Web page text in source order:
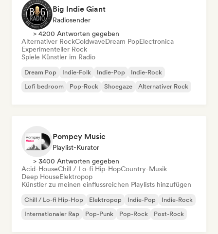
Big Indie Giant
Radiosender
> 4200 Antworten gegeben
Alternativer RockColdwaveDream PopElectronica
Experimenteller Rock
Spiele Künstler im Radio
Dream Pop Indie-Folk Indie-Pop
Indie-Rock
Lofi bedroom
Pop-Rock Shoegaze Alternativer Rock
Pompey Music
Playlist-Kurator
> 3400 Antworten gegeben
Acid-HouseChill / Lo-fi Hip-HopCountry-Musik
Deep HouseElektropop
Künstler zu meinen einflussreichen Playlists hinzufügen
Chill / Lo-fi Hip-Hop Elektropop Indie-Pop
Indie-Rock
Internationaler Rap
Pop-Punk Pop-Rock Post-Rock